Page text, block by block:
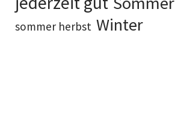
sommer herbst Winter